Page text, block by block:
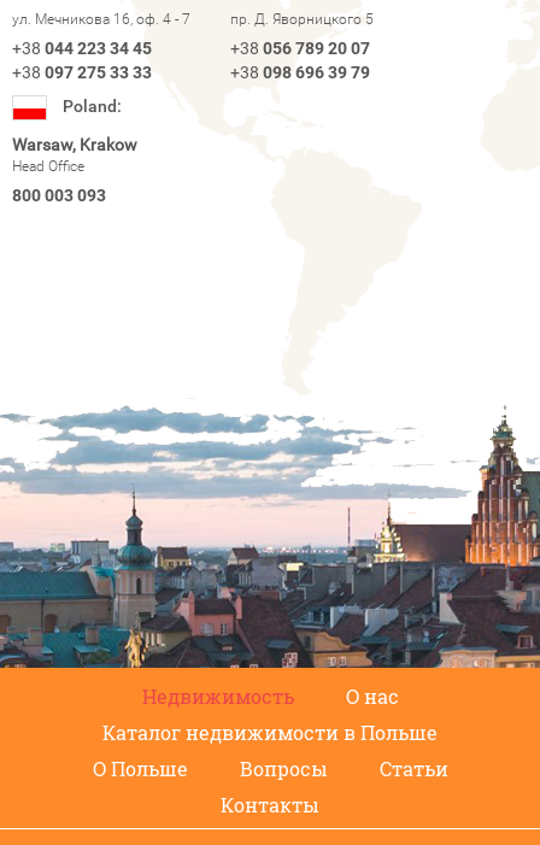
ул. Мечникова 16, оф. 4 - 7
+38 044 223 34 45
+38 097 275 33 33
пр. Д. Яворницкого 5
+38 056 789 20 07
+38 098 696 39 79
Poland:
Warsaw, Krakow
Head Office
800 003 093
Недвижимость
О нас
Каталог недвижимости в Польше
О Польше
Вопросы
Статьи
Контакты